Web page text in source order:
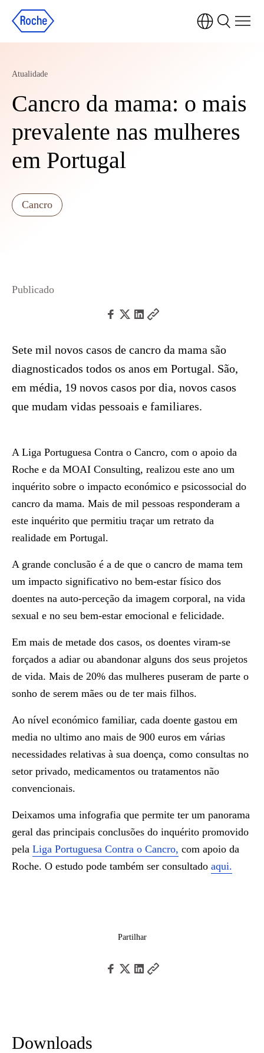
Atualidade
Cancro da mama: o mais
prevalente nas mulheres
em Portugal
Cancro
Publicado
Sete mil novos casos de cancro da mama são
diagnosticados todos os anos em Portugal. São,
em média, 19 novos casos por dia, novos casos
que mudam vidas pessoais e familiares.
A Liga Portuguesa Contra o Cancro, com o apoio da
Roche e da MOAI Consulting, realizou este ano um
inquérito sobre o impacto económico e psicossocial do
cancro da mama. Mais de mil pessoas responderam a
este inquérito que permitiu traçar um retrato da
realidade em Portugal.
A grande conclusão é a de que o cancro de mama tem
um impacto significativo no bem-estar físico dos
doentes na auto-perceção da imagem corporal, na vida
sexual e no seu bem-estar emocional e felicidade.
Em mais de metade dos casos, os doentes viram-se
forçados a adiar ou abandonar alguns dos seus projetos
de vida. Mais de 20% das mulheres puseram de parte o
sonho de serem mães ou de ter mais filhos.
Ao nível económico familiar, cada doente gastou em
media no ultimo ano mais de 900 euros em várias
necessidades relativas à sua doença, como consultas no
setor privado, medicamentos ou tratamentos não
convencionais.
Deixamos uma infografia que permite ter um panorama
geral das principais conclusões do inquérito promovido
pela Liga Portuguesa Contra o Cancro, com apoio da
Roche. O estudo pode também ser consultado aqui.
Partilhar
Downloads